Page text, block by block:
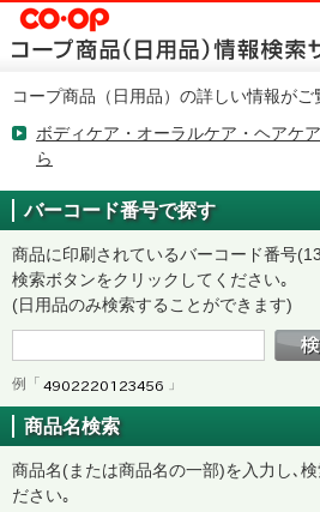
コープ商品（日用品）の詳しい情報がご
ボディケア・オーラルケア・ヘアケ
ら
バーコード番号で探す
商品に印刷されているバーコード番号
検索ボタンをクリックしてください｡
(日用品のみ検索することができます)
例「 」
商品名検索
商品名(または商品名の一部)を入力し､
ださい｡